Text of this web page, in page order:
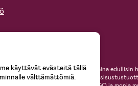
nopeasti, helposti ja aina
vauvoille ja lapsille, inspiroivia
käyttävät evästeitä tällä
välttämättömiä.